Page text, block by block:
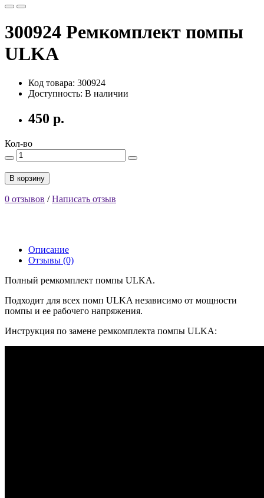
300924 Ремкомплект помпы
ULKA
Код товара: 300924
Доступность: В наличии
450 р.
Кол-во
В корзину
0 отзывов /Написать отзыв
Описание
Отзывы (0)
Полный ремкомплект помпы ULKA.
Подходит для всех помп ULKA независимо от мощности
помпы и ее рабочего напряжения.
Инструкция по замене ремкомплекта помпы ULKA: